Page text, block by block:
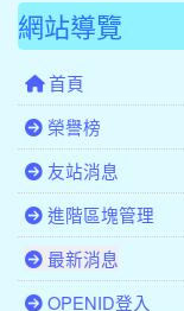
網站導覽
首頁
榮譽榜
友站消息
進階區塊管理
最新消息
OPENID登入